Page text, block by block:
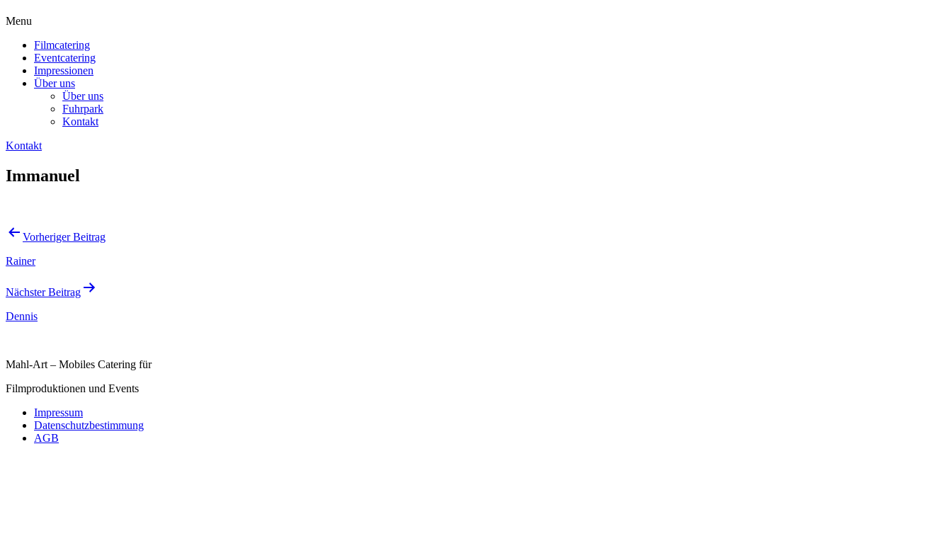
Menu
Filmcatering
Eventcatering
Impressionen
Über uns
Über uns
Fuhrpark
Kontakt
Kontakt
Immanuel
Beitragsnavigation
Vorheriger Beitrag
Rainer
Nächster Beitrag
Dennis
Mahl-Art – Mobiles Catering für
Filmproduktionen und Events
Impressum
Datenschutzbestimmung
AGB